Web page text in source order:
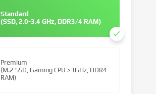
Standard
(SSD, 2.0-3.4 GHz, DDR3/4 RAM)
Premium
(M.2 SSD, Gaming CPU >3GHz, DDR4
RAM)